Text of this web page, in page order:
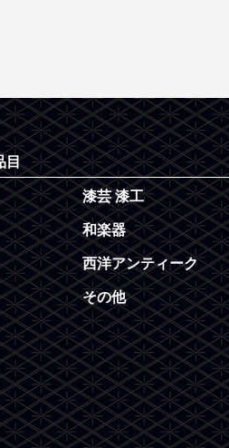
目
漆芸 漆工
和楽器
西洋アンティーク
その他